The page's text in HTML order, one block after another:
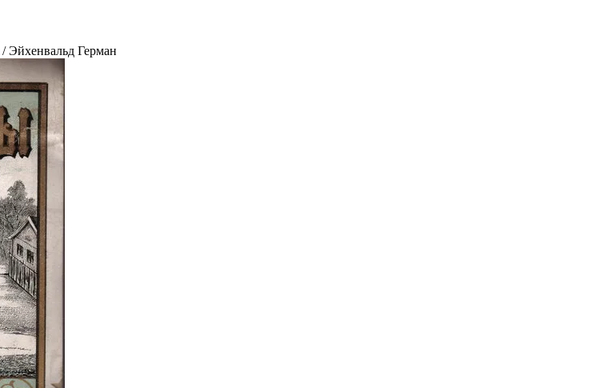
/ Эйхенвальд Герман